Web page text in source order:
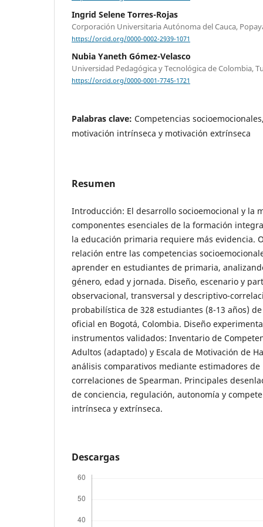
Ingrid Selene Torres-Rojas
Corporación Universitaria Autónoma del Cauca,
https://orcid.org/0000-0002-2939-1071
Nubia Yaneth Gómez-Velasco
Universidad Pedagógica y Tecnológica de Colombia,
https://orcid.org/0000-0001-7745-1721
Palabras clave: Competencias
motivación intrínseca y motivación extrínseca
Resumen
Introducción: El desarrollo socioemocional y la
componentes esenciales de la formación
la educación primaria requiere más evidencia.
relación entre las competencias
aprender en estudiantes de primaria,
género, edad y jornada. Diseño, escenario y
observacional, transversal y descriptivo-
probabilística de 328 estudiantes (8-13 años)
oficial en Bogotá, Colombia. Diseño
instrumentos validados: Inventario de
Adultos (adaptado) y Escala de Motivación de
análisis comparativos mediante estimadores de
correlaciones de Spearman. Principales
de conciencia, regulación, autonomía y
intrínseca y extrínseca.
Descargas